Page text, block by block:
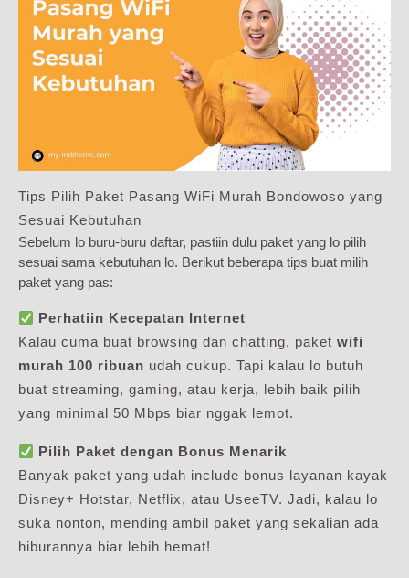
Tips Pilih Paket Pasang WiFi Murah Bondowoso yang
Sesuai Kebutuhan
Sebelum lo buru-buru daftar, pastiin dulu paket yang lo pilih
sesuai sama kebutuhan lo. Berikut beberapa tips buat milih
paket yang pas:
Perhatiin Kecepatan Internet
Kalau cuma buat browsing dan chatting, paket wifi
murah 100 ribuan udah cukup. Tapi kalau lo butuh
buat streaming, gaming, atau kerja, lebih baik pilih
yang minimal 50 Mbps biar nggak lemot.
Pilih Paket dengan Bonus Menarik
Banyak paket yang udah include bonus layanan kayak
Disney+ Hotstar, Netflix, atau UseeTV. Jadi, kalau lo
suka nonton, mending ambil paket yang sekalian ada
hiburannya biar lebih hemat!